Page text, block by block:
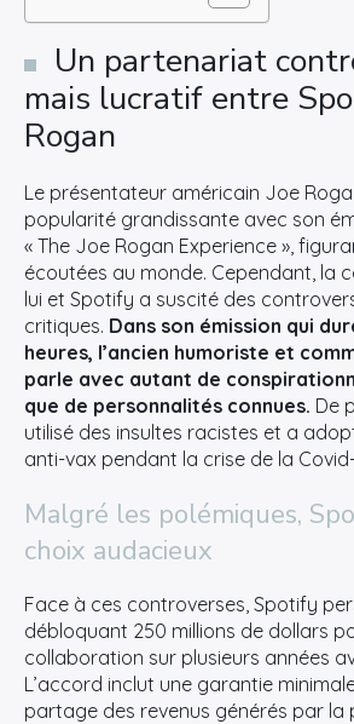
Un partenariat
mais lucratif entre
Rogan
Le présentateur américain Joe
popularité grandissante avec son
« The Joe Rogan Experience »,
écoutées au monde. Cependant, la
lui et Spotify a suscité des
critiques. Dans son émission qui
heures, l’ancien humoriste et
parle avec autant de
que de personnalités connues. De
utilisé des insultes racistes et a
anti-vax pendant la crise de la Covid-
Malgré les polémiques,
choix audacieux
Face à ces controverses, Spotify
débloquant 250 millions de dollars
collaboration sur plusieurs années
L’accord inclut une garantie
partage des revenus générés par la